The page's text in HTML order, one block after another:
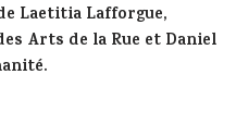
Laetitia Lafforgue,
Arts de la Rue et Daniel